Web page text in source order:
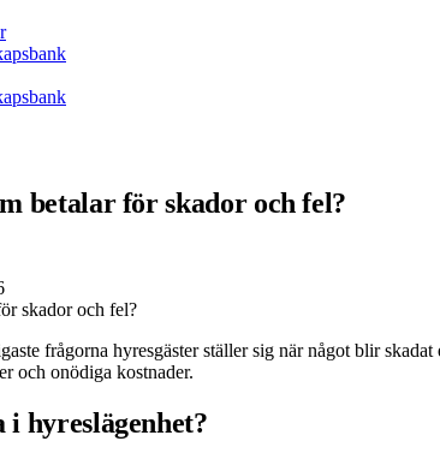
betalar för skador och fel?
frågorna hyresgäster ställer sig när något blir
och onödiga kostnader.
i hyreslägenhet?